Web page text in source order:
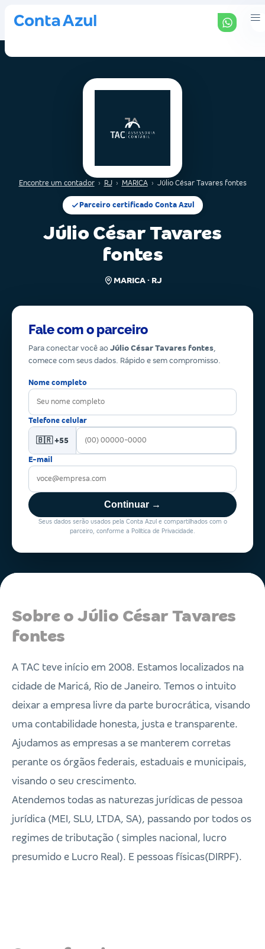
Encontre um contador › RJ › MARICA › Júlio César Tavares fontes
Parceiro certificado Conta Azul
Júlio César Tavares
fontes
MARICA · RJ
Fale com o parceiro
Para conectar você ao Júlio César Tavares fontes,
comece com seus dados. Rápido e sem compromisso.
Nome completo
Telefone celular
🇧🇷 +55
E-mail
Continuar →
Seus dados serão usados pela Conta Azul e compartilhados com o
parceiro, conforme a Política de Privacidade.
Sobre o Júlio César Tavares
fontes
A TAC teve início em 2008. Estamos localizados na
cidade de Maricá, Rio de Janeiro. Temos o intuito
deixar a empresa livre da parte burocrática, visando
uma contabilidade honesta, justa e transparente.
Ajudamos as empresas a se manterem corretas
perante os órgãos federais, estaduais e municipais,
visando o seu crescimento.
Atendemos todas as naturezas jurídicas de pessoa
jurídica (MEI, SLU, LTDA, SA), passando por todos os
regimes de tributação ( simples nacional, lucro
presumido e Lucro Real). E pessoas físicas(DIRPF).